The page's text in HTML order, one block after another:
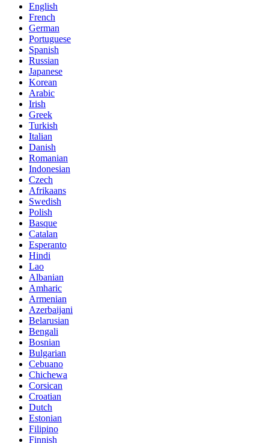
English
French
German
Portuguese
Spanish
Russian
Japanese
Korean
Arabic
Irish
Greek
Turkish
Italian
Danish
Romanian
Indonesian
Czech
Afrikaans
Swedish
Polish
Basque
Catalan
Esperanto
Hindi
Lao
Albanian
Amharic
Armenian
Azerbaijani
Belarusian
Bengali
Bosnian
Bulgarian
Cebuano
Chichewa
Corsican
Croatian
Dutch
Estonian
Filipino
Finnish